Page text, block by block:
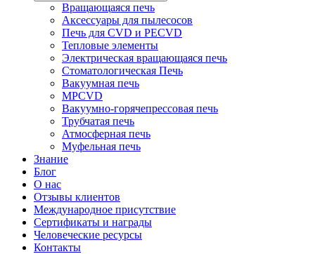
Вращающаяся печь
Аксессуары для пылесосов
Печь для CVD и PECVD
Тепловые элементы
Электрическая вращающаяся печь
Стоматологическая Печь
Вакуумная печь
MPCVD
Вакуумно-горячепрессовая печь
Трубчатая печь
Атмосферная печь
Муфельная печь
Знание
Блог
О нас
Отзывы клиентов
Международное присутствие
Сертификаты и награды
Человеческие ресурсы
Контакты